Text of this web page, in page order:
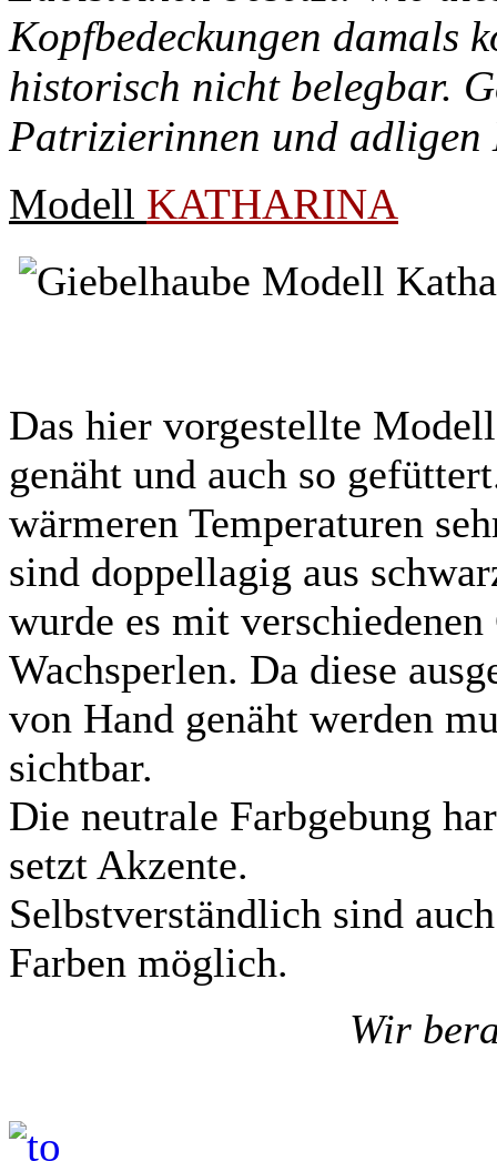
Kopfbedeckungen damals
historisch nicht belegbar.
Patrizierinnen und adligen
Modell KATHARINA
Das hier vorgestellte
genäht und auch so
wärmeren Temperaturen
sind doppellagig aus
wurde es mit
Wachsperlen. Da diese
von Hand genäht werden
sichtbar.
Die neutrale Farbgebung
setzt Akzente.
Selbstverständlich sind
Farben möglich.
Wir